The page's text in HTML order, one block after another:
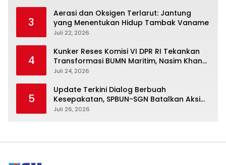
3
Aerasi dan Oksigen Terlarut: Jantung
yang Menentukan Hidup Tambak Vaname
Juli 22, 2026
4
Kunker Reses Komisi VI DPR RI Tekankan
Transformasi BUMN Maritim, Nasim Khan
Kawal Penguatan Sektor Laut
Juli 24, 2026
5
Update Terkini Dialog Berbuah
Kesepakatan, SPBUN-SGN Batalkan Aksi
Nasional Setelah Holding Penuhi Sejumlah
Juli 26, 2026